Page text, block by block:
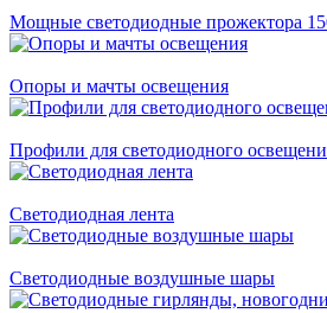
Мощные светодиодные прожектора
Опоры и мачты освещения
Профили для светодиодного
Светодиодная лента
Светодиодные воздушные шары